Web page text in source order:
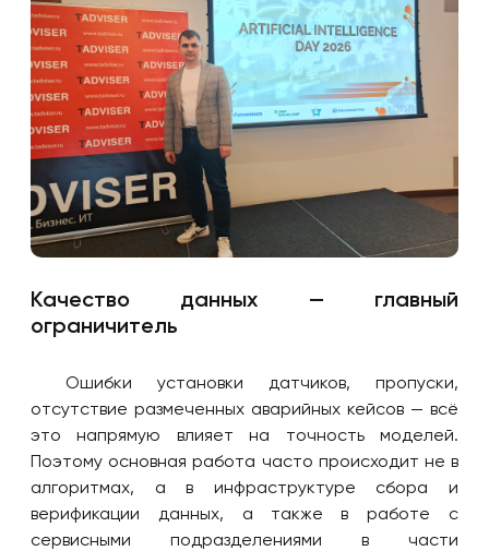
Качество данных — главный
ограничитель
Ошибки установки датчиков, пропуски,
отсутствие размеченных аварийных кейсов — всё
это напрямую влияет на точность моделей.
Поэтому основная работа часто происходит не в
алгоритмах, а в инфраструктуре сбора и
верификации данных, а также в работе с
сервисными подразделениями в части